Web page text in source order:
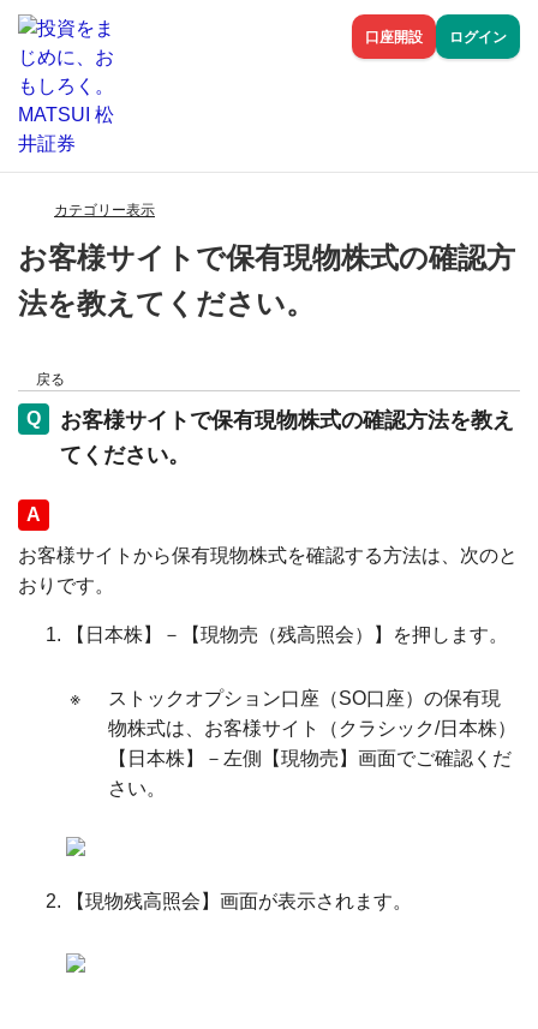
口座開設 ログイン
カテゴリー表示
お客様サイトで保有現物株式の確認方
法を教えてください。
戻る
お客様サイトで保有現物株式の確認方法を教え
てください。
回答
お客様サイトから保有現物株式を確認する方法は、次のと
おりです。
【日本株】－【現物売（残高照会）】を押します。
※
ストックオプション口座（SO口座）の保有現
物株式は、お客様サイト（クラシック/日本株）
【日本株】－左側【現物売】画面でご確認くだ
さい。
【現物残高照会】画面が表示されます。